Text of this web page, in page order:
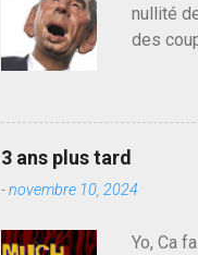
nullité
des
déjà le
du
de
3 ans plus tard
-novembre 10, 2024
Yo, Ca